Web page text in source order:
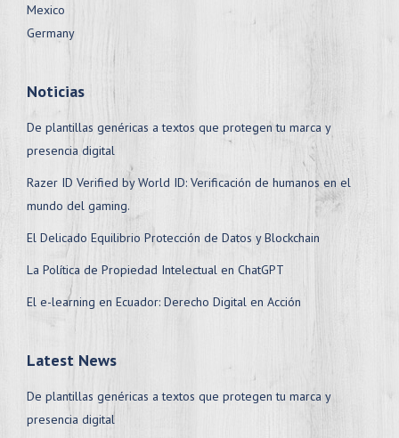
Mexico
Germany
Noticias
De plantillas genéricas a textos que protegen tu marca y
presencia digital
Razer ID Verified by World ID: Verificación de humanos en el
mundo del gaming.
El Delicado Equilibrio Protección de Datos y Blockchain
La Política de Propiedad Intelectual en ChatGPT
El e-learning en Ecuador: Derecho Digital en Acción
Latest News
De plantillas genéricas a textos que protegen tu marca y
presencia digital